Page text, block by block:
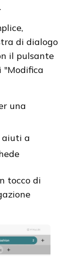
di dialogo
il pulsante
"Modifica
una
aiuti a
tocco di